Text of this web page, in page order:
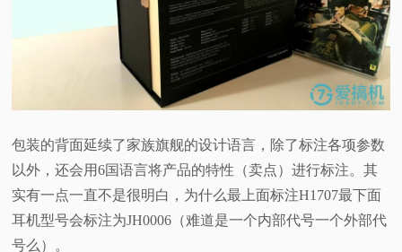
包装的背面延续了家族旗舰的设计语言，除了标注各项参数
以外，还会用6国语言将产品的特性（卖点）进行标注。其
实有一点一直不是很明白，为什么最上面标注H1707最下面
耳机型号会标注为JH0006（难道是一个内部代号一个外部代
号么）。